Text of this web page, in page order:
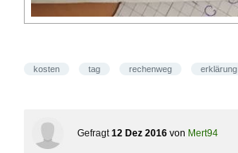
kosten tag rechenweg erklärung
Gefragt 12 Dez 2016 von Mert94